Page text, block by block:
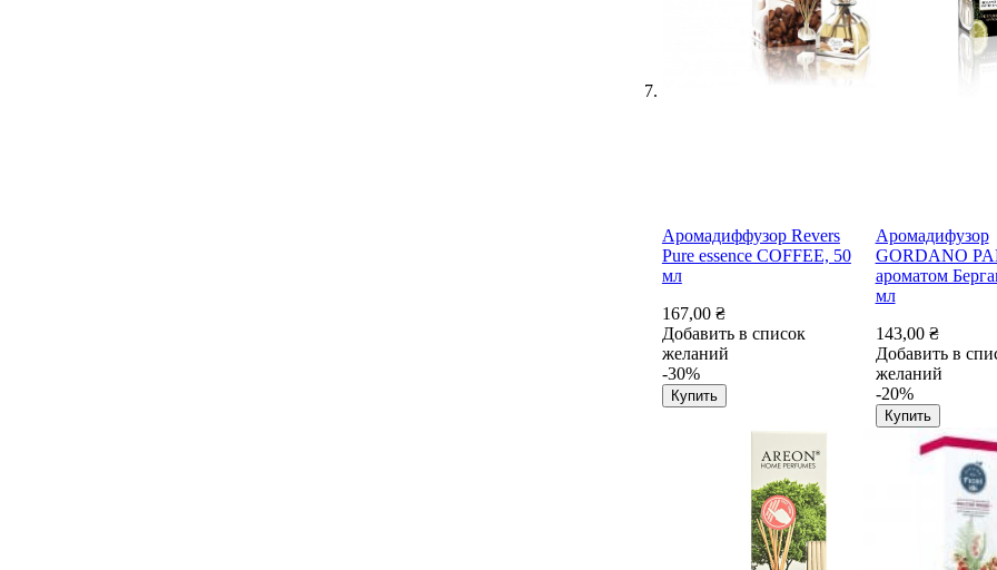
Аромадиффузор Revers
Pure essence COFFEE, 50
мл
167,00 ₴
Добавить в список
желаний
-30%
Купить
Аромадифузор
GORDANO
ароматом
мл
143,00 ₴
Добавить в
желаний
-20%
Купить